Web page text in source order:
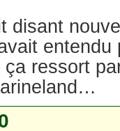
disant
entendu
ça ressort